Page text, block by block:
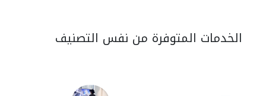
الخدمات المتوفرة من نفس التصنيف